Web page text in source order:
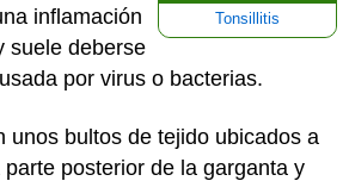
Tonsillitis
inflamación
suele deberse
por virus o bacterias.
unos bultos de tejido ubicados a
posterior de la garganta y